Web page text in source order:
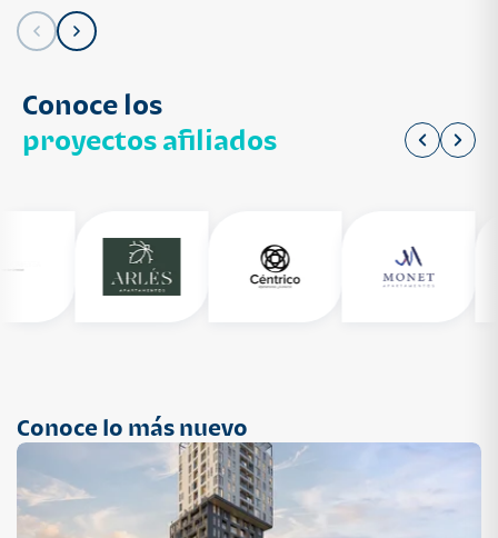
Conoce los
proyectos afiliados
Conoce lo más nuevo